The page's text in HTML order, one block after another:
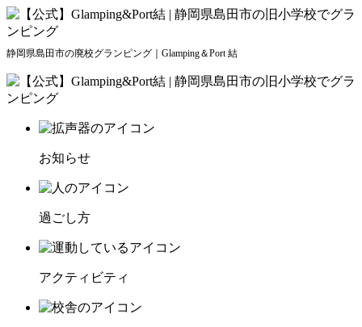
静岡県島田市の廃校グランピング｜Glamping＆Port 結
お知らせ
過ごし方
アクティビティ